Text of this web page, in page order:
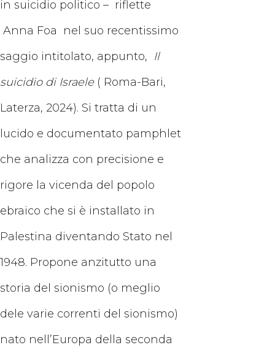
in suicidio politico – riflette
Anna Foa nel suo recentissimo
saggio intitolato, appunto, Il
suicidio di Israele( Roma-Bari,
Laterza, 2024). Si tratta di un
lucido e documentato pamphlet
che analizza con precisione e
rigore la vicenda del popolo
ebraico che si è installato in
Palestina diventando Stato nel
1948. Propone anzitutto una
storia del sionismo (o meglio
dele varie correnti del sionismo)
nato nell’Europa della seconda